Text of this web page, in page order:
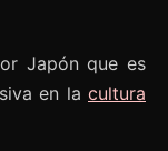
Japón que es
en la cultura